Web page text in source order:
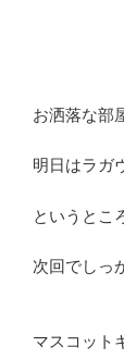
お洒落な部
明日はラガ
というとこ
次回でしっ
マスコット